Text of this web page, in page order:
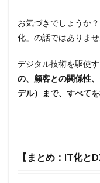
お気づきでしょうか
化」の話ではありませ
デジタル技術を駆使す
の、顧客との関係性
デル）まで、すべて
【まとめ：IT化と